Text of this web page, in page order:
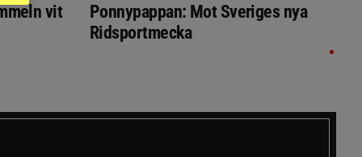
vit
Ponnypappan: Mot Sveriges nya
Ridsportmecka